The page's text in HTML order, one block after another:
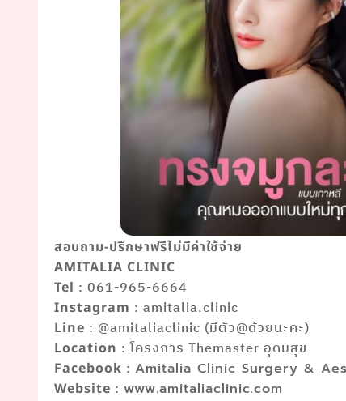
สอบถาม-ปรึกษาฟรีไม่มีค่าใช้จ่าย
AMITALIA CLINIC
Tel : 061-965-6664
Instagram : amitalia.clinic
Line : @amitaliaclinic (มีตัว@ด้วยนะคะ)
Location : โครงการ Themaster อุดมสุข
Facebook :Amitalia Clinic Surgery &
Website :www.amitaliaclinic.com